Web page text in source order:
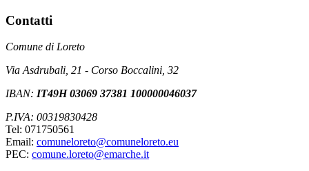
Contatti
Comune di Loreto
Via Asdrubali, 21 - Corso Boccalini, 32
IBAN: IT49H 03069 37381 100000046037
P.IVA: 00319830428
Tel: 071750561
Email: comuneloreto@comuneloreto.eu
PEC: comune.loreto@emarche.it